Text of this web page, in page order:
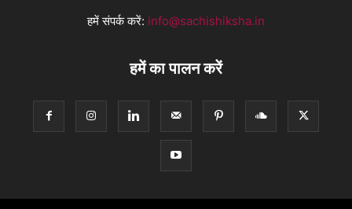
हमें संपर्क करें: info@sachishiksha.in
हमें का पालन करें